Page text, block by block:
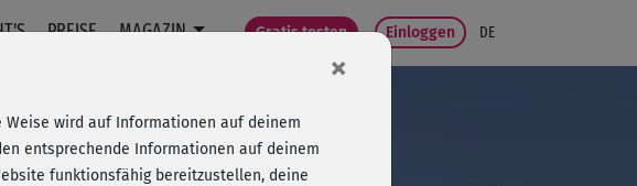
PREISE MAGAZIN Gratis testen Einloggen DE
×
Weise wird auf Informationen auf deinem
entsprechende Informationen auf deinem
funktionsfähig bereitzustellen, deine